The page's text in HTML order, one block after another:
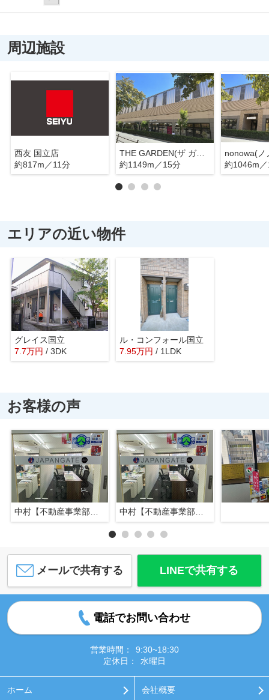
周辺施設
西友 国立店
約817m／11分
THE GARDEN(ザ ガーデン) 国立店
約1149m／15分
nonowa(ノ
約1046m
エリアの近い物件
グレイス国立
7.7万円 / 3DK
ル・コンフォール国立
7.95万円 / 1LDK
お客様の声
メールで共有する LINEで共有する
電話でお問い合わせ
営業時間：
9:30~18:30
定休日：
水曜日
ホーム 会社概要